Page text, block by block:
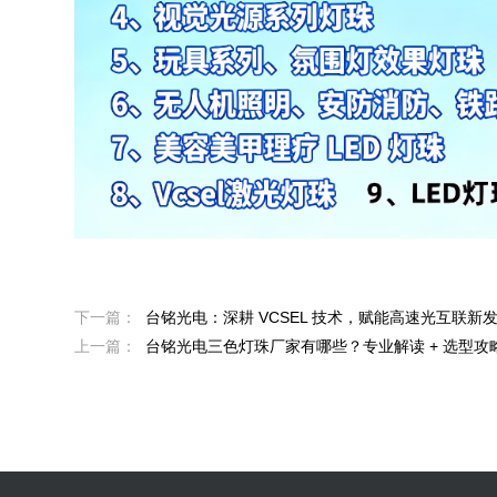
下一篇：
台铭光电：深耕 VCSEL 技术，赋能高速光互联新
上一篇：
台铭光电三色灯珠厂家有哪些？专业解读 + 选型攻